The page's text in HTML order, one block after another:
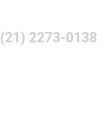
(21) 2273-0138